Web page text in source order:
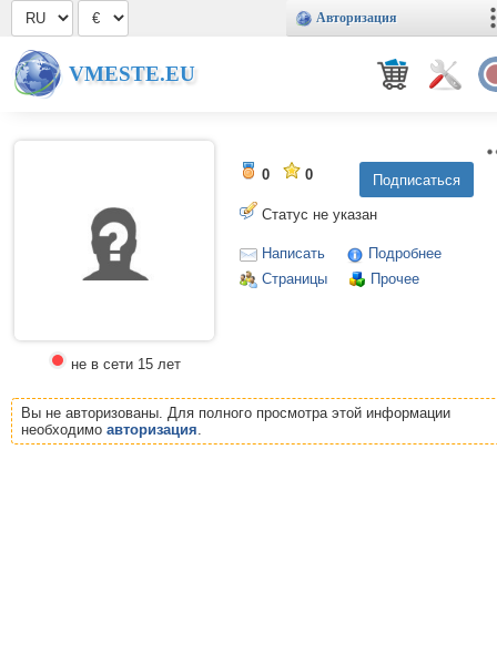
Авторизация
VMESTE.EU
не в сети 15 лет
0 0
Статус не указан
Написать
Подробнее
Страницы
Прочее
Вы не авторизованы. Для полного просмотра этой информации
необходимо авторизация.